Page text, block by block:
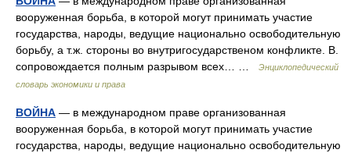
вооруженная борьба, в которой могут принимать участие
государства, народы, ведущие национально освободительную
борьбу, а т.ж. стороны во внутригосударственом конфликте. В.
сопровождается полным разрывом всех… …
Энциклопедический
словарь экономики и права
ВОЙНА — в международном праве организованная
вооруженная борьба, в которой могут принимать участие
государства, народы, ведущие национально освободительную